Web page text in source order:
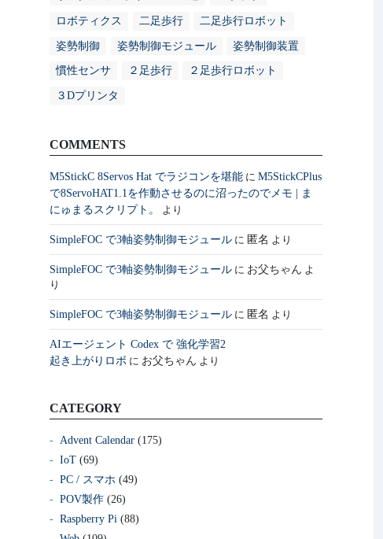
ロボティクス 二足歩行 二足歩行ロボット
姿勢制御 姿勢制御モジュール 姿勢制御装置
慣性センサ ２足歩行 ２足歩行ロボット
３Dプリンタ
COMMENTS
M5StickC 8Servos Hat でラジコンを堪能 に M5StickCPlus
で8ServoHAT1.1を作動させるのに沼ったのでメモ | ま
にゅまるスクリプト。
より
SimpleFOC で3軸姿勢制御モジュール に 匿名 より
SimpleFOC で3軸姿勢制御モジュール に お父ちゃん よ
り
SimpleFOC で3軸姿勢制御モジュール に 匿名 より
AIエージェント Codex で 強化学習2
起き上がりロボ に お父ちゃん より
CATEGORY
Advent Calendar (175)
IoT (69)
PC / スマホ (49)
POV製作 (26)
Raspberry Pi (88)